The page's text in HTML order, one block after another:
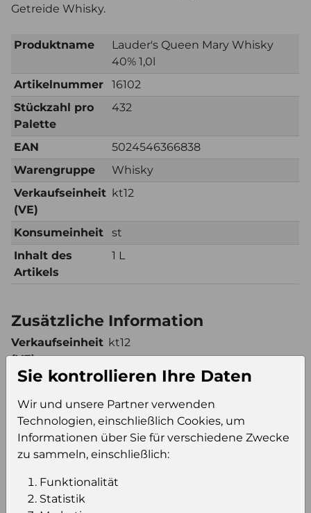
Getreide Whisky.
Produktname
Lauder's Queen Mary Whisky
40% 1,0l
Artikelnummer
16102
Stückzahl pro
Palette
432
EAN
5024546366838
Warengruppe
Whisky
Verkaufseinheit
(VE)
kt12
Konsumeinheit
st
Inhalt des
Artikels
1 L
Zusätzliche Information
Verkaufseinheit
(VE)
kt12
Verkaufseinheit 36
Konsumeinheit
Stückzahl pro
Palette
432
Einloggen um den Preis zu
Sie kontrollieren Ihre Daten
Wir und unsere Partner verwenden
Technologien, einschließlich Cookies, um
Informationen über Sie für verschiedene Zwecke
zu sammeln, einschließlich:
Funktionalität
Statistik